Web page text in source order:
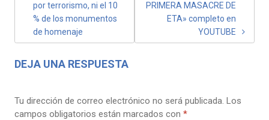
ENTRADAS
por terrorismo, ni el 10
% de los monumentos
de homenaje
PRIMERA MASACRE DE
ETA» completo en
YOUTUBE
DEJA UNA RESPUESTA
Tu dirección de correo electrónico no será publicada. Los
campos obligatorios están marcados con *